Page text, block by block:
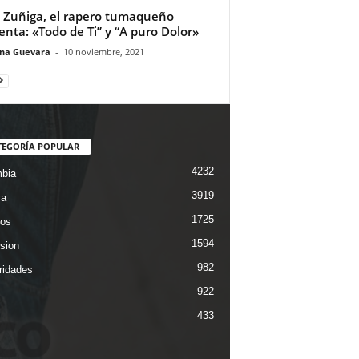
Zuñiga, el rapero tumaqueño
«Todo de Ti” y “A puro Dolor»
Guevara - 10 noviembre, 2021
POPULAR
4232
3919
1725
1594
982
922
433